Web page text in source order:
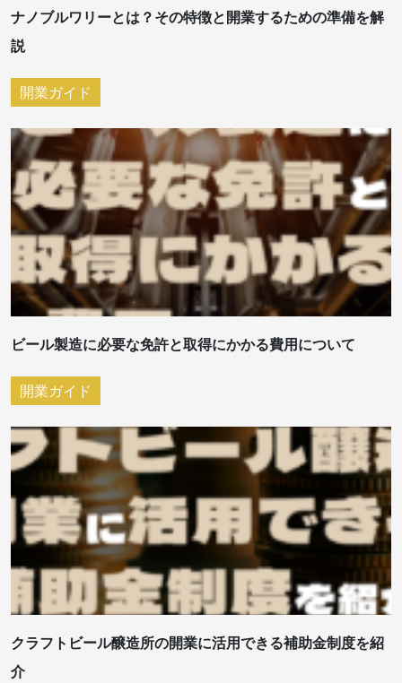
ナノブルワリーとは？その特徴と開業するための準備を解
説
開業ガイド
ビール製造に必要な免許と取得にかかる費用について
開業ガイド
クラフトビール醸造所の開業に活用できる補助金制度を紹
介